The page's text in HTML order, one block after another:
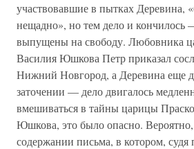
участвовавшие в пытках Деревина,
нещадно», но тем дело и
выпущены на свободу. Любовника
Василия Юшкова Петр приказал
Нижний Новгород, а Деревина еще
заточении — дело двигалось
вмешиваться в тайны царицы
Юшкова, это было опасно.
содержании письма, в котором, судя